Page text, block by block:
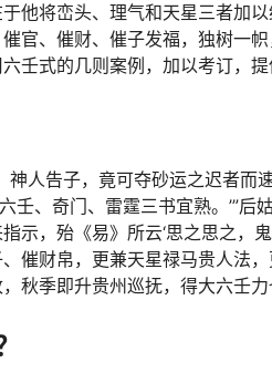
他将峦头、理气和天星三者加
官、催财、催子发福，独树一
壬式的几则案例，加以考订，提
人告子，竟可夺砂运之迟者而
六壬、奇门、雷霆三书宜熟。’”
示，殆《易》所云‘思之思之，
催财帛，更兼天星禄马贵人法
秋季即升贵州巡抚，得大六壬力